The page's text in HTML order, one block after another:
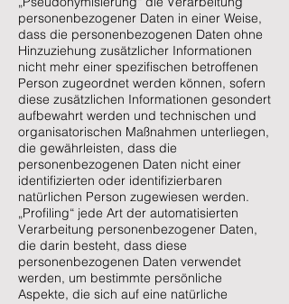
personenbezogener Daten in einer Weise,
dass die personenbezogenen Daten ohne
Hinzuziehung zusätzlicher Informationen
nicht mehr einer spezifischen betroffenen
Person zugeordnet werden können, sofern
diese zusätzlichen Informationen gesondert
aufbewahrt werden und technischen und
organisatorischen Maßnahmen unterliegen,
die gewährleisten, dass die
personenbezogenen Daten nicht einer
identifizierten oder identifizierbaren
natürlichen Person zugewiesen werden.
„Profiling“ jede Art der automatisierten
Verarbeitung personenbezogener Daten,
die darin besteht, dass diese
personenbezogenen Daten verwendet
werden, um bestimmte persönliche
Aspekte, die sich auf eine natürliche